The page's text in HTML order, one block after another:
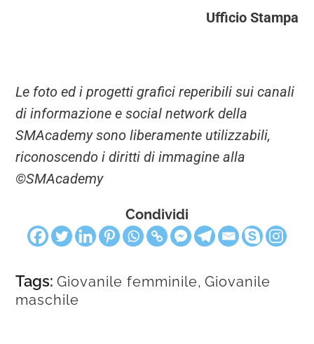
Ufficio Stampa
Le foto ed i progetti grafici reperibili sui canali
di informazione e social network della
SMAcademy sono liberamente utilizzabili,
riconoscendo i diritti di immagine alla
©SMAcademy
Condividi
Tags: Giovanile femminile,Giovanile
maschile